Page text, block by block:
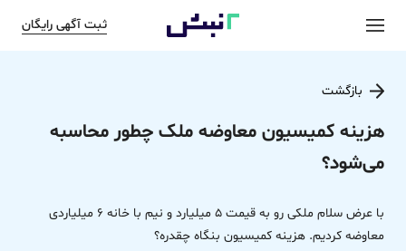
ثبت آگهی رایگان
بازگشت
هزینه کمیسیون معاوضه ملک چطور محاسبه
می‌شود؟
با‌ عرض‌ سلام ملکی‌ رو به‌ قیمت 5 میلیارد و نیم‌ با‌ خانه‌ 6 میلیاردی
معاوضه‌ کردیم‌. هزینه‌ کمیسیون‌ بنگاه‌ چقدره؟